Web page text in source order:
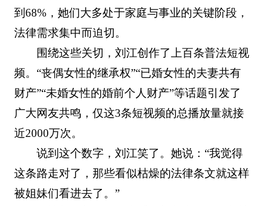
到68%，她们大多处于家庭与事业的关键阶段，
法律需求集中而迫切。
围绕这些关切，刘江创作了上百条普法短视
频。“丧偶女性的继承权”“已婚女性的夫妻共有
财产”“未婚女性的婚前个人财产”等话题引发了
广大网友共鸣，仅这3条短视频的总播放量就接
近2000万次。
说到这个数字，刘江笑了。她说：“我觉得
这条路走对了，那些看似枯燥的法律条文就这样
被姐妹们看进去了。”